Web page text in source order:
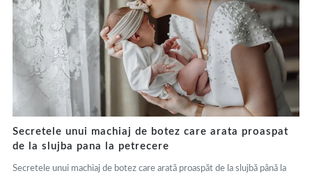
Secretele unui machiaj de botez care arata proaspat
de la slujba pana la petrecere
Secretele unui machiaj de botez care arată proaspăt de la slujbă până la